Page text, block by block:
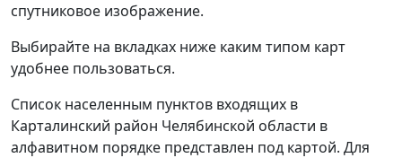
спутниковое изображение.
Выбирайте на вкладках ниже каким типом карт
удобнее пользоваться.
Список населенным пунктов входящих в
Карталинский район Челябинской области в
алфавитном порядке представлен под картой. Для